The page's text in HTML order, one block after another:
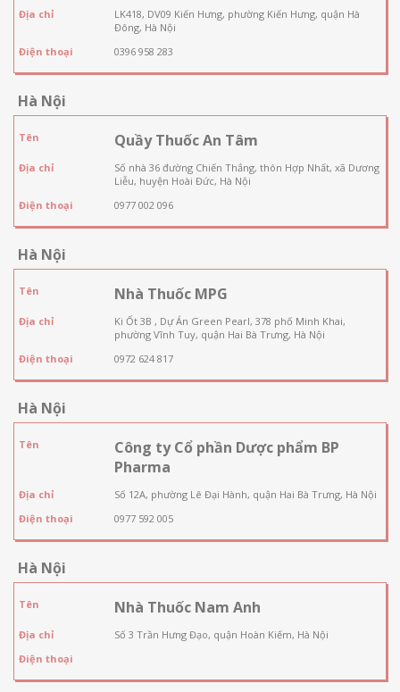
Địa chỉ
LK418, DV09 Kiến Hưng, phường Kiến Hưng, quận Hà
Đông, Hà Nội
Điện thoại
0396 958 283
Hà Nội
Tên Quầy Thuốc An Tâm
Địa chỉ
Số nhà 36 đường Chiến Thắng, thôn Hợp Nhất, xã Dương
Liễu, huyện Hoài Đức, Hà Nội
Điện thoại
0977 002 096
Hà Nội
Tên Nhà Thuốc MPG
Địa chỉ
Ki Ốt 3B , Dự Án Green Pearl, 378 phố Minh Khai,
phường Vĩnh Tuy, quận Hai Bà Trưng, Hà Nội
Điện thoại
0972 624 817
Hà Nội
Tên
Công ty Cổ phần Dược phẩm BP
Pharma
Địa chỉ
Số 12A, phường Lê Đại Hành, quận Hai Bà Trưng, Hà Nội
Điện thoại
0977 592 005
Hà Nội
Tên Nhà Thuốc Nam Anh
Địa chỉ
Số 3 Trần Hưng Đạo, quận Hoàn Kiếm, Hà Nội
Điện thoại